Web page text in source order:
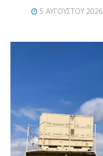
5 ΑΥΓΟΎΣΤΟΥ 2026